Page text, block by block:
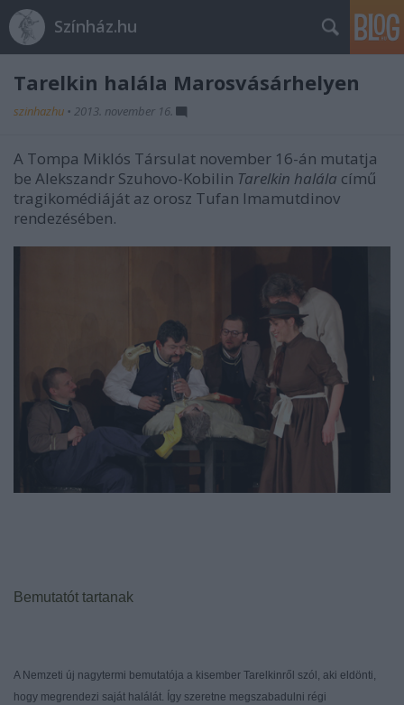
Színház.hu
Tarelkin halála Marosvásárhelyen
szinhazhu • 2013. november 16.
A Tompa Miklós Társulat november 16-án mutatja
be Alekszandr Szuhovo-Kobilin Tarelkin halála című
tragikomédiáját az orosz Tufan Imamutdinov
rendezésében.
Bemutatót tartanak
A Nemzeti új nagytermi bemutatója a kisember Tarelkinről szól, aki eldönti,
hogy megrendezi saját halálát. Így szeretne megszabadulni régi